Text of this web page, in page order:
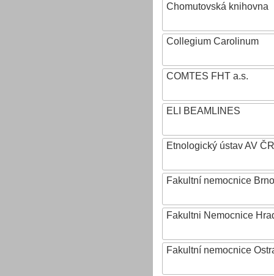
Chomutovská knihovna
Collegium Carolinum
COMTES FHT a.s.
ELI BEAMLINES
Etnologický ústav AV
Fakultní nemocnice Brno
Fakultni Nemocnice
Fakultní nemocnice